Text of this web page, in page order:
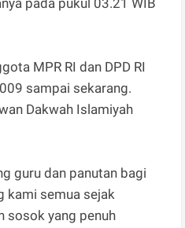
pada pukul 03.21 WIB
MPR RI dan DPD RI
sampai sekarang.
Dakwah Islamiyah
guru dan panutan bagi
kami semua sejak
sosok yang penuh